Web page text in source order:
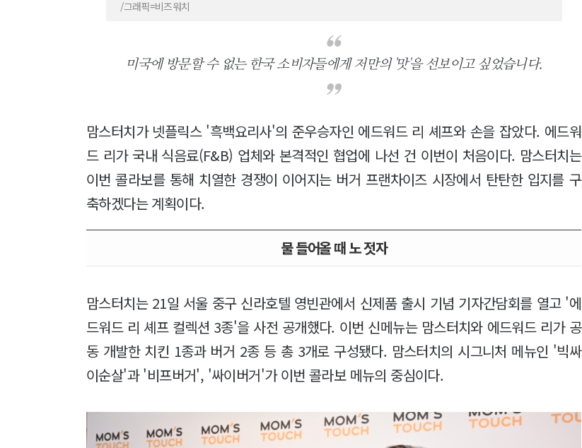
/그래픽=비즈워치
미국에 방문할 수 없는 한국 소비자들에게 저만의 '맛'을 선보이고 싶었습니다.
맘스터치가 넷플릭스 '흑백요리사'의 준우승자인 에드워드 리 셰프와 손을 잡았다. 에드워
드 리가 국내 식음료(F&B) 업체와 본격적인 협업에 나선 건 이번이 처음이다. 맘스터치는
이번 콜라보를 통해 치열한 경쟁이 이어지는 버거 프랜차이즈 시장에서 탄탄한 입지를 구
축하겠다는 계획이다.
물 들어올 때 노 젓자
맘스터치는 21일 서울 중구 신라호텔 영빈관에서 신제품 출시 기념 기자간담회를 열고 '에
드워드 리 셰프 컬렉션 3종'을 사전 공개했다. 이번 신메뉴는 맘스터치와 에드워드 리가 공
동 개발한 치킨 1종과 버거 2종 등 총 3개로 구성됐다. 맘스터치의 시그니처 메뉴인 '빅싸
이순살'과 '비프버거', '싸이버거'가 이번 콜라보 메뉴의 중심이다.